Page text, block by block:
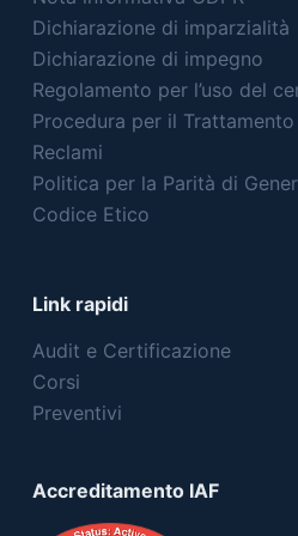
Dichiarazione di imparzialità
Dichiarazione di impegno
Regolamento per l’uso del
Procedura per il
Reclami
Politica per la Parità di
Codice Etico
Link rapidi
Audit e Certificazione
Corsi
Preventivi
Accreditamento IAF